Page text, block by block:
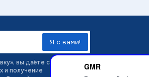
GMR
вы даёте согласие на
и получение